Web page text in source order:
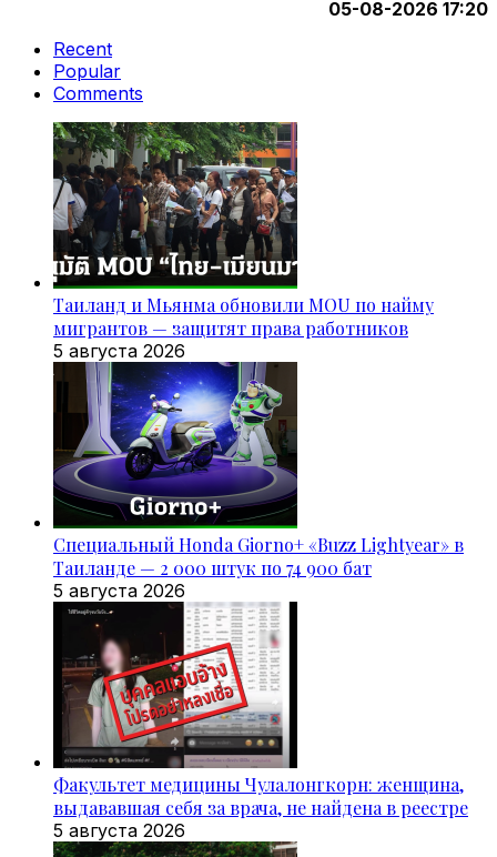
05-08-2026 17:20
Recent
Popular
Comments
Таиланд и Мьянма обновили MOU по найму
мигрантов — защитят права работников
5 августа 2026
Специальный Honda Giorno+ «Buzz Lightyear» в
Таиланде — 2 000 штук по 74 900 бат
5 августа 2026
Факультет медицины Чулалонгкорн: женщина,
выдававшая себя за врача, не найдена в реестре
5 августа 2026